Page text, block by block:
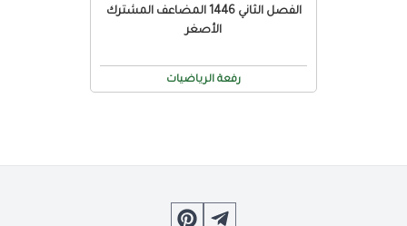
الفصل الثاني 1446 المضاعف المشترك
الأصغر
رفعة الرياضيات